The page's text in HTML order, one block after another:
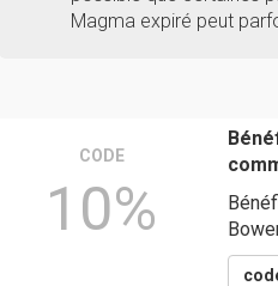
Magma expiré peut
CODE
10%